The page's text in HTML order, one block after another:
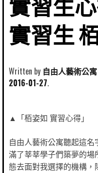
實習生心
實習生
Written by 自由人藝術公
2016-01-27
▲「栢姿如 實習心得」
自由人藝術公寓聽起這
滿了莘莘學子們築夢的
態去面對我選擇的機構